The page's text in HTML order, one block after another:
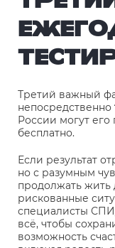
Третий важный
непосредственно
России могут
бесплатно.
Если результат
но с разумным
продолжать жить
рискованные
специалисты
всё, чтобы
возможность